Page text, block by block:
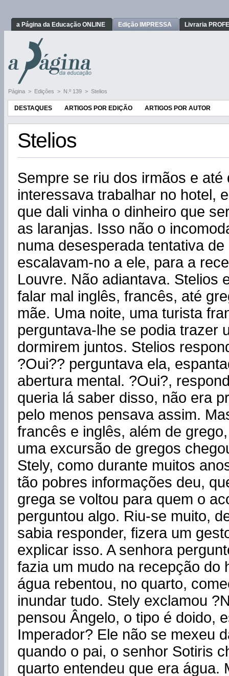
a Página da Educação ONLINE Edição IMPRESSA Livraria
Página > Edições > N.º 139 > Stelios
DESTAQUES ARTIGOS POR EDIÇÃO ARTIGOS POR AUTOR
Stelios
Sempre se riu dos irmãos e até
interessava trabalhar no hotel,
que dali vinha o dinheiro que
as laranjas. Isso não o
numa desesperada tentativa
escalavam-no a ele, para a
Louvre. Não adiantava. Stelios
falar mal inglês, francês, até
mãe. Uma noite, uma turista
perguntava-lhe se podia trazer
dormirem juntos. Stelios
?Oui?? perguntava ela,
abertura mental. ?Oui?,
queria lá saber disso, não era
pelo menos pensava assim.
francês e inglês, além de
uma excursão de gregos
Stely, como durante muitos
tão pobres informações deu,
grega se voltou para quem o
perguntou algo. Riu-se muito,
sabia responder, fizera um
explicar isso. A senhora
fazia um mudo na recepção do
água rebentou, no quarto,
inundar tudo. Stely exclamou
pensou Ângelo, o tipo é doido,
Imperador? Ele não se mexeu
quando o pai, o senhor Sotiris
quarto entendeu que era água.